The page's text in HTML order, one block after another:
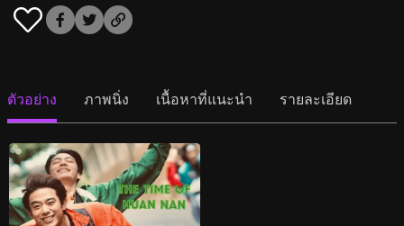
ตัวอย่าง ภาพนิ่ง เนื้อหาที่แนะนำ รายละเอียด